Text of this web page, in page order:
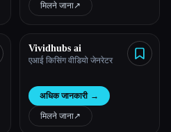
मिलने जाना↗︎
Vividhubs ai
एआई किसिंग वीडियो जेनरेटर
अधिक जानकारी →
मिलने जाना↗︎